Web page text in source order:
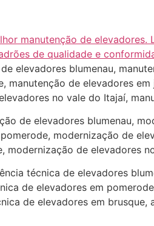
elevadores blumenau,
manutenção de elevadores
no vale do Itajaí,
de elevadores blumenau,
modernização de
modernização de elevadores
técnica de elevadores
de elevadores em
de elevadores em